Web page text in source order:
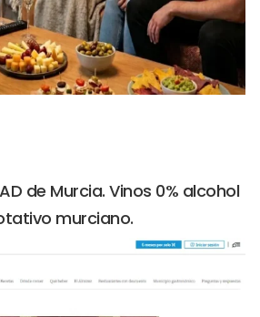
de Murcia. Vinos 0% alcohol
murciano.